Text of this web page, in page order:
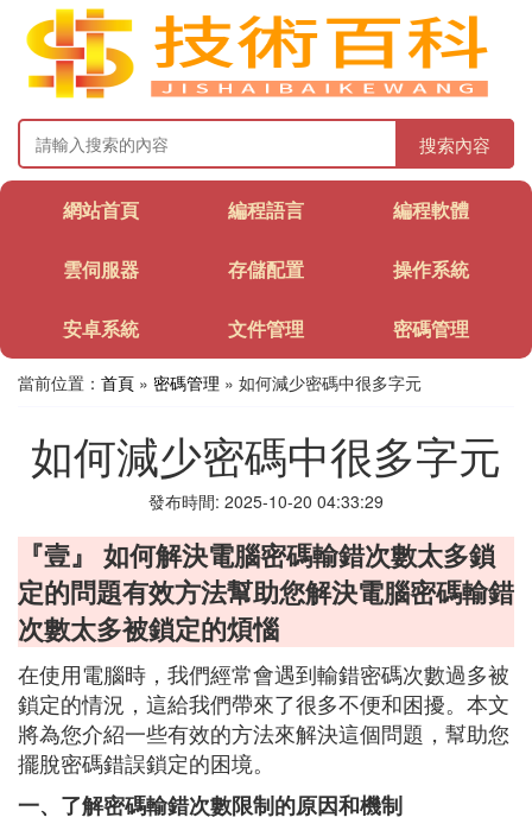
搜索內容
網站首頁 編程語言 編程軟體
雲伺服器 存儲配置 操作系統
安卓系統 文件管理 密碼管理
當前位置： 首頁 » 密碼管理 » 如何減少密碼中很多字元
如何減少密碼中很多字元
發布時間: 2025-10-20 04:33:29
『壹』 如何解決電腦密碼輸錯次數太多鎖
定的問題有效方法幫助您解決電腦密碼輸錯
次數太多被鎖定的煩惱
在使用電腦時，我們經常會遇到輸錯密碼次數過多被
鎖定的情況，這給我們帶來了很多不便和困擾。本文
將為您介紹一些有效的方法來解決這個問題，幫助您
擺脫密碼錯誤鎖定的困境。
一、了解密碼輸錯次數限制的原因和機制